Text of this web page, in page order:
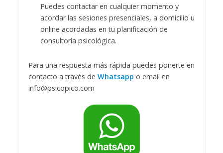
Puedes contactar en cualquier momento y
acordar las sesiones presenciales, a domicilio u
online acordadas en tu planificación de
consultoría psicológica.
Para una respuesta más rápida puedes ponerte en
contacto a través de Whatsapp o email en
info@psicopico.com